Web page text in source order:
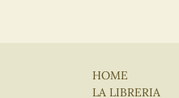
HOME
LA LIBRERIA